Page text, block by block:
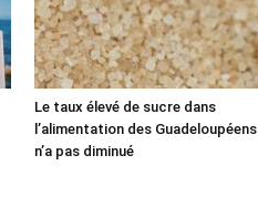
Le taux élevé de sucre dans
l’alimentation des Guadeloupéens
n’a pas diminué